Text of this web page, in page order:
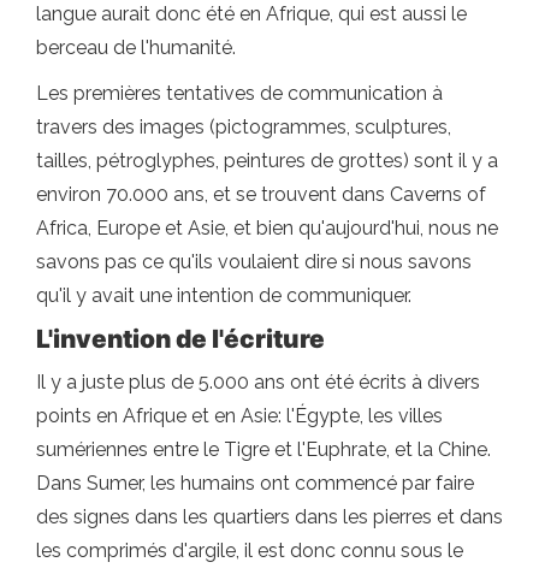
langue aurait donc été en Afrique, qui est aussi le
berceau de l'humanité.
Les premières tentatives de communication à
travers des images (pictogrammes, sculptures,
tailles, pétroglyphes, peintures de grottes) sont il y a
environ 70.000 ans, et se trouvent dans Caverns of
Africa, Europe et Asie, et bien qu'aujourd'hui, nous ne
savons pas ce qu'ils voulaient dire si nous savons
qu'il y avait une intention de communiquer.
L'invention de l'écriture
Il y a juste plus de 5.000 ans ont été écrits à divers
points en Afrique et en Asie: l'Égypte, les villes
sumériennes entre le Tigre et l'Euphrate, et la Chine.
Dans Sumer, les humains ont commencé par faire
des signes dans les quartiers dans les pierres et dans
les comprimés d'argile, il est donc connu sous le